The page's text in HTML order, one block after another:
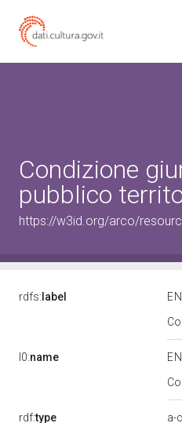
Condizione
pubblico
https://w3id.org/arco/
rdfs: label EN
l0:name EN
rdf:type
a-